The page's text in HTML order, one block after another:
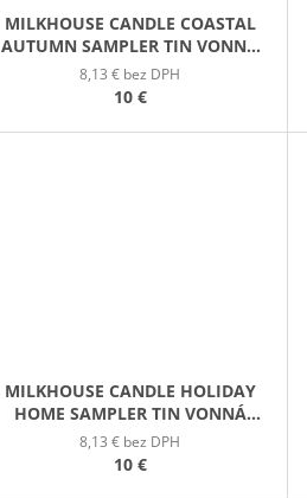
MILKHOUSE CANDLE COASTAL
AUTUMN SAMPLER TIN VONNÁ
SVIEČKA V PLECHOVIČKE 42G
8,13 € bez DPH
10 €
MILKHOUSE CANDLE HOLIDAY
HOME SAMPLER TIN VONNÁ
SVIEČKA V PLECHOVIČKE 42G
8,13 € bez DPH
10 €